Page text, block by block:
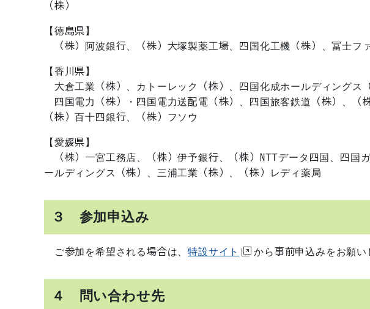
（株）
【徳島県】
（株）阿波銀行、（株）大塚製薬工場、四国化工機（株）、冨士フ
【香川県】
大倉工業（株）、カトーレック（株）、四国化成ホールディングス（
四国電力（株）・四国電力送配電（株）、四国旅客鉄道（株）、（
（株）百十四銀行、（株）フソウ
【愛媛県】
（株）一宮工務店、（株）伊予銀行、（株）NTTデータ四国、四国
ールディングス（株）、三浦工業（株）、（株）レディ薬局
３ 参加申込み
ご参加を希望される場合は、特設サイト から事前申込みをお願い
４ 問い合わせ先